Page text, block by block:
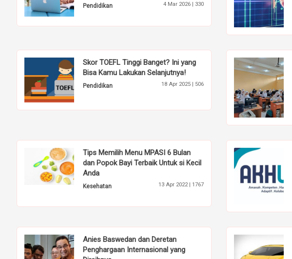
Pendidikan 4 Mar 2026 | 330
Skor TOEFL Tinggi Banget? Ini yang
Bisa Kamu Lakukan Selanjutnya!
Pendidikan 18 Apr 2025 | 506
Tips Memilih Menu MPASI 6 Bulan
dan Popok Bayi Terbaik Untuk si Kecil
Anda
Kesehatan 13 Apr 2022 | 1767
Anies Baswedan dan Deretan
Penghargaan Internasional yang